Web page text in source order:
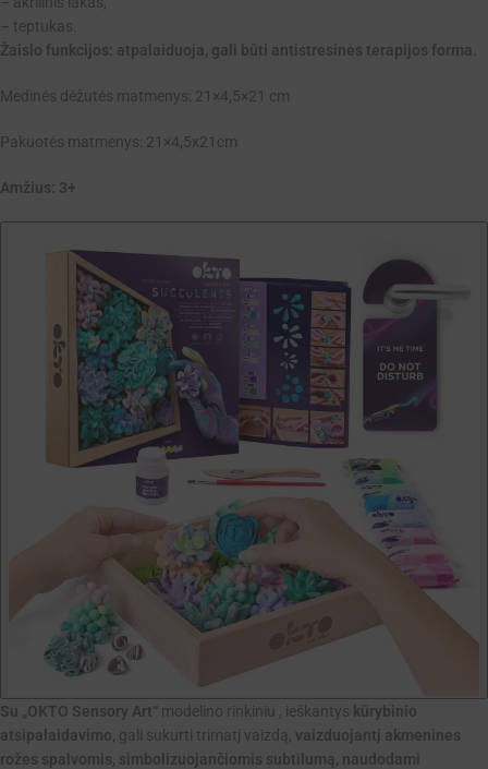
– teptukas.
Žaislo funkcijos: atpalaiduoja, gali būti antistresinės terapijos forma.
Medinės dėžutės matmenys: 21×4,5×21 cm
Pakuotės matmenys: 21×4,5x21cm
Amžius: 3+
Su „OKTO Sensory Art“ modelino rinkiniu , ieškantys kūrybinio
atsipalaidavimo, gali sukurti trimatį vaizdą, vaizduojantį akmenines
rožes spalvomis, simbolizuojančiomis subtilumą, naudodami